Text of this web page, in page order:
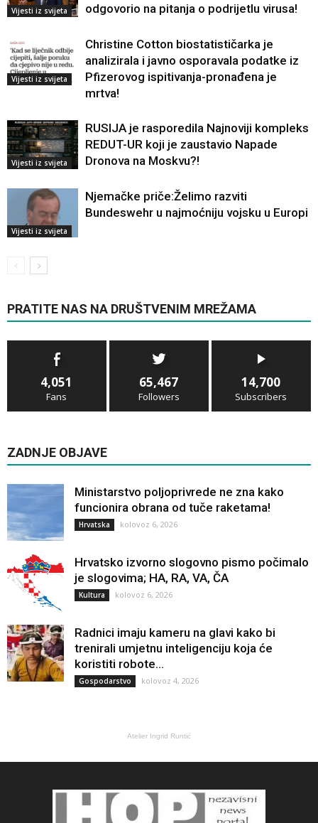
Vijesti iz svijeta
odgovorio na pitanja o podrijetlu virusa!
Vijesti iz svijeta
Christine Cotton biostatističarka je
analizirala i javno osporavala podatke iz
Pfizerovog ispitivanja-pronađena je
mrtva!
Vijesti iz svijeta
RUSIJA je rasporedila Najnoviji kompleks
REDUT-UR koji je zaustavio Napade
Dronova na Moskvu?!
Vijesti iz svijeta
Njemačke priče:Želimo razviti
Bundeswehr u najmoćniju vojsku u Europi
PRATITE NAS NA DRUŠTVENIM MREŽAMA
4,051
Fans
65,467
Followers
14,700
Subscribers
ZADNJE OBJAVE
Ministarstvo poljoprivrede ne zna kako
funcionira obrana od tuče raketama!
Hrvatska kolovoz 6, 2026
Hrvatsko izvorno slogovno pismo počimalo
je slogovima; HA, RA, VA, ČA
Kultura kolovoz 6, 2026
Radnici imaju kameru na glavi kako bi
trenirali umjetnu inteligenciju koja će
koristiti robote...
Gospodarstvo kolovoz 4, 2026
Atelier Ingrid Runtić